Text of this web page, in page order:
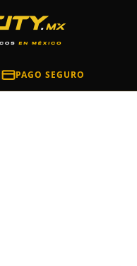
PAGO SEGURO